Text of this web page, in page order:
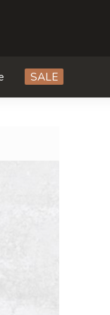
SALE